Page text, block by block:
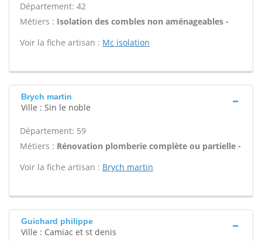
Département: 42
Métiers : Isolation des combles non aménageables -
Voir la fiche artisan : Mc isolation
Brych martin
Ville : Sin le noble
Département: 59
Métiers : Rénovation plomberie complète ou partielle -
Voir la fiche artisan : Brych martin
Guichard philippe
Ville : Camiac et st denis